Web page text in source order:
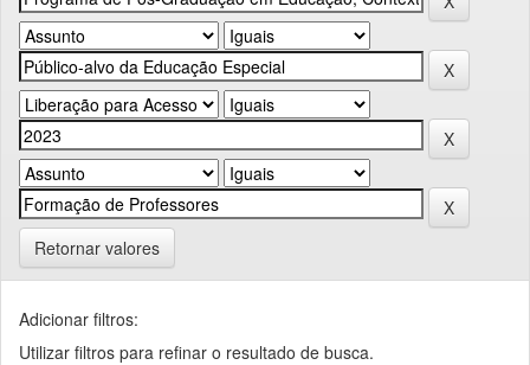
Retornar valores
Adicionar filtros:
Utilizar filtros para refinar o resultado de busca.